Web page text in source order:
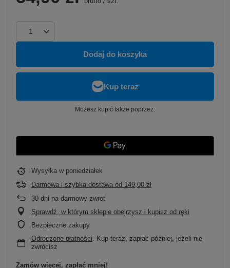
Dodaj do koszyka
Możesz kupić także poprzez:
Zamów więcej, zapłać mniej!
Wysyłka w poniedziałek
Darmowa i szybka dostawa od 149,00 zł
30 dni na darmowy zwrot
Sprawdź, w którym sklepie obejrzysz i kupisz od ręki
Bezpieczne zakupy
Odroczone płatności . Kup teraz, zapłać później, jeżeli nie
zwrócisz